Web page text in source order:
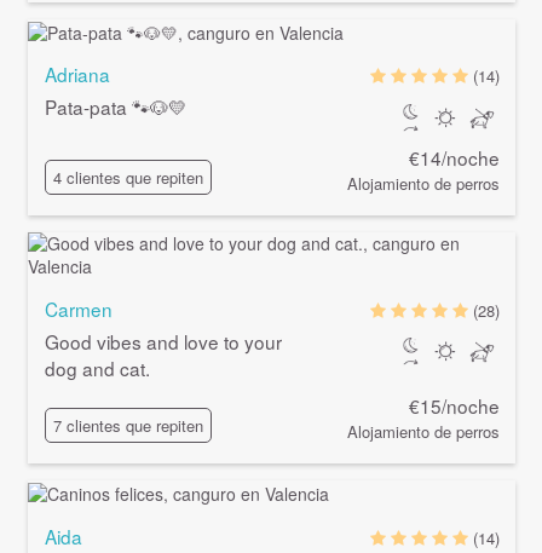
Adriana
Pata-pata 🐾🐶💛
4 clientes que repiten
(14)
€14/noche
Alojamiento de perros
Carmen
Good vibes and love to your
dog and cat.
7 clientes que repiten
(28)
€15/noche
Alojamiento de perros
Aida
(14)